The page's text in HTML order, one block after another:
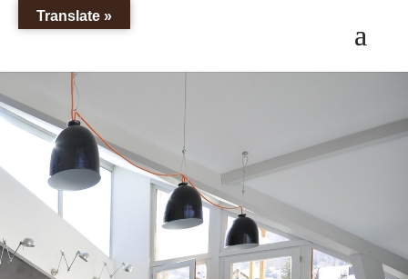
Translate »